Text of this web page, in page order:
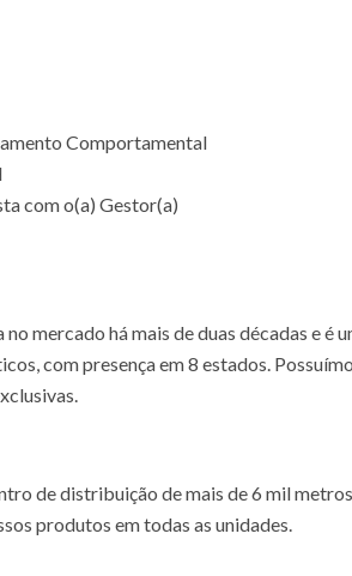
Comportamental
com o(a) Gestor(a)
no mercado há mais de duas décadas e é
com presença em 8 estados.
de distribuição de mais de 6 mil
produtos em todas as unidades.